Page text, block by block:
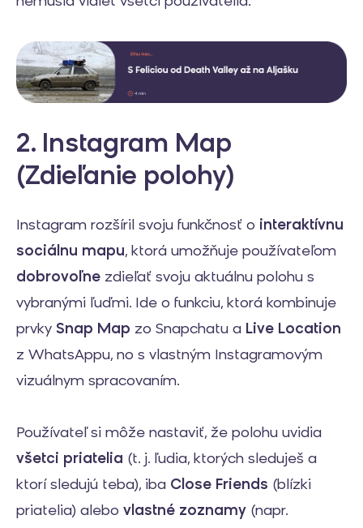
2. Instagram Map
(Zdieľanie polohy)
Instagram rozšíril svoju funkčnosť o interaktívnu
sociálnu mapu, ktorá umožňuje používateľom
dobrovoľne zdieľať svoju aktuálnu polohu s
vybranými ľuďmi. Ide o funkciu, ktorá kombinuje
prvky Snap Map zo Snapchatu a Live Location
z WhatsAppu, no s vlastným Instagramovým
vizuálnym spracovaním.
Používateľ si môže nastaviť, že polohu uvidia
všetci priatelia (t. j. ľudia, ktorých sleduješ a
ktorí sledujú teba), iba Close Friends (blízki
priatelia) alebo vlastné zoznamy (napr.